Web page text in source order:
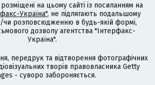
розміщені на цьому сайті із посиланням на
Україна", не підлягають подальшому
чи розповсюдженню в будь-якій формі,
дозволу агентства "Інтерфакс-
Україна".
передрук та відтворення фотографічних
творів правовласника Getty
- суворо забороняється.